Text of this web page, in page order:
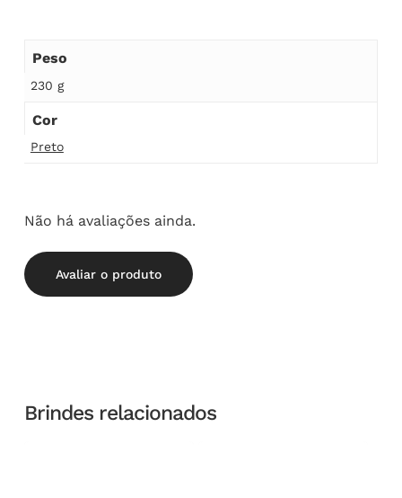
Peso
230 g
Cor
Preto
Não há avaliações ainda.
Avaliar o produto
Brindes relacionados